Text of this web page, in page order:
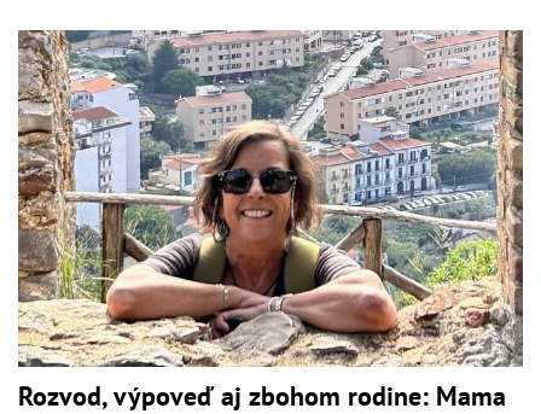
Rozvod, výpoveď aj zbohom rodine: Mama